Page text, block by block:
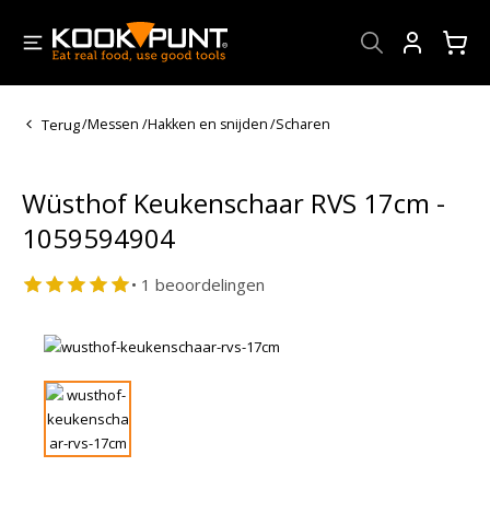
Terug/Messen /Hakken en snijden/Scharen
Wüsthof Keukenschaar RVS 17cm -
1059594904
• 1 beoordelingen